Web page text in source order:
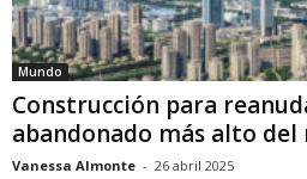
Mundo
Construcción para
abandonado más alto del
Vanessa Almonte - 26 abril 2025